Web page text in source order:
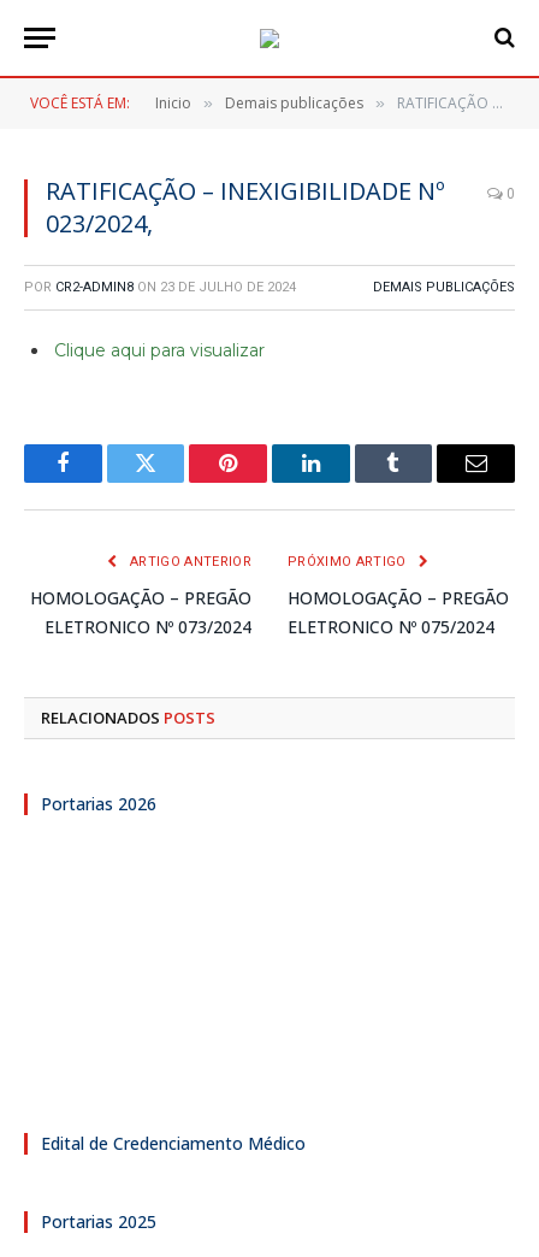
VOCÊ ESTÁ EM: Inicio » Demais publicações » RATIFICAÇÃO – INEXIGIBILIDADE Nº 023/2024,
RATIFICAÇÃO – INEXIGIBILIDADE Nº
023/2024,
0
POR CR2-ADMIN8 ON 23 DE JULHO DE 2024 DEMAIS PUBLICAÇÕES
Clique aqui para visualizar
FacebookTwitter Pinterest LinkedInTumblr
E-
ARTIGO ANTERIOR
HOMOLOGAÇÃO – PREGÃO
ELETRONICO Nº 073/2024
PRÓXIMO ARTIGO
HOMOLOGAÇÃO – PREGÃO
ELETRONICO Nº 075/2024
RELACIONADOS POSTS
Portarias 2026
Edital de Credenciamento Médico
Portarias 2025